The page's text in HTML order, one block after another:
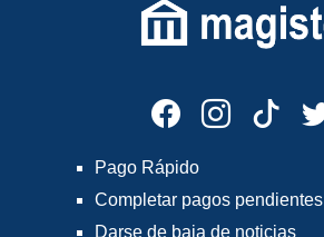
Pago Rápido
Completar pagos pendientes
Darse de baja de noticias